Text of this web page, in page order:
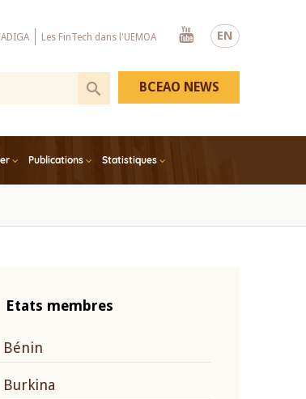
EN
Les FinTech dans l'UEMOA
Youtube
Publications Statistiques
BCEAO NEWS
Etats membres
Bénin
Burkina